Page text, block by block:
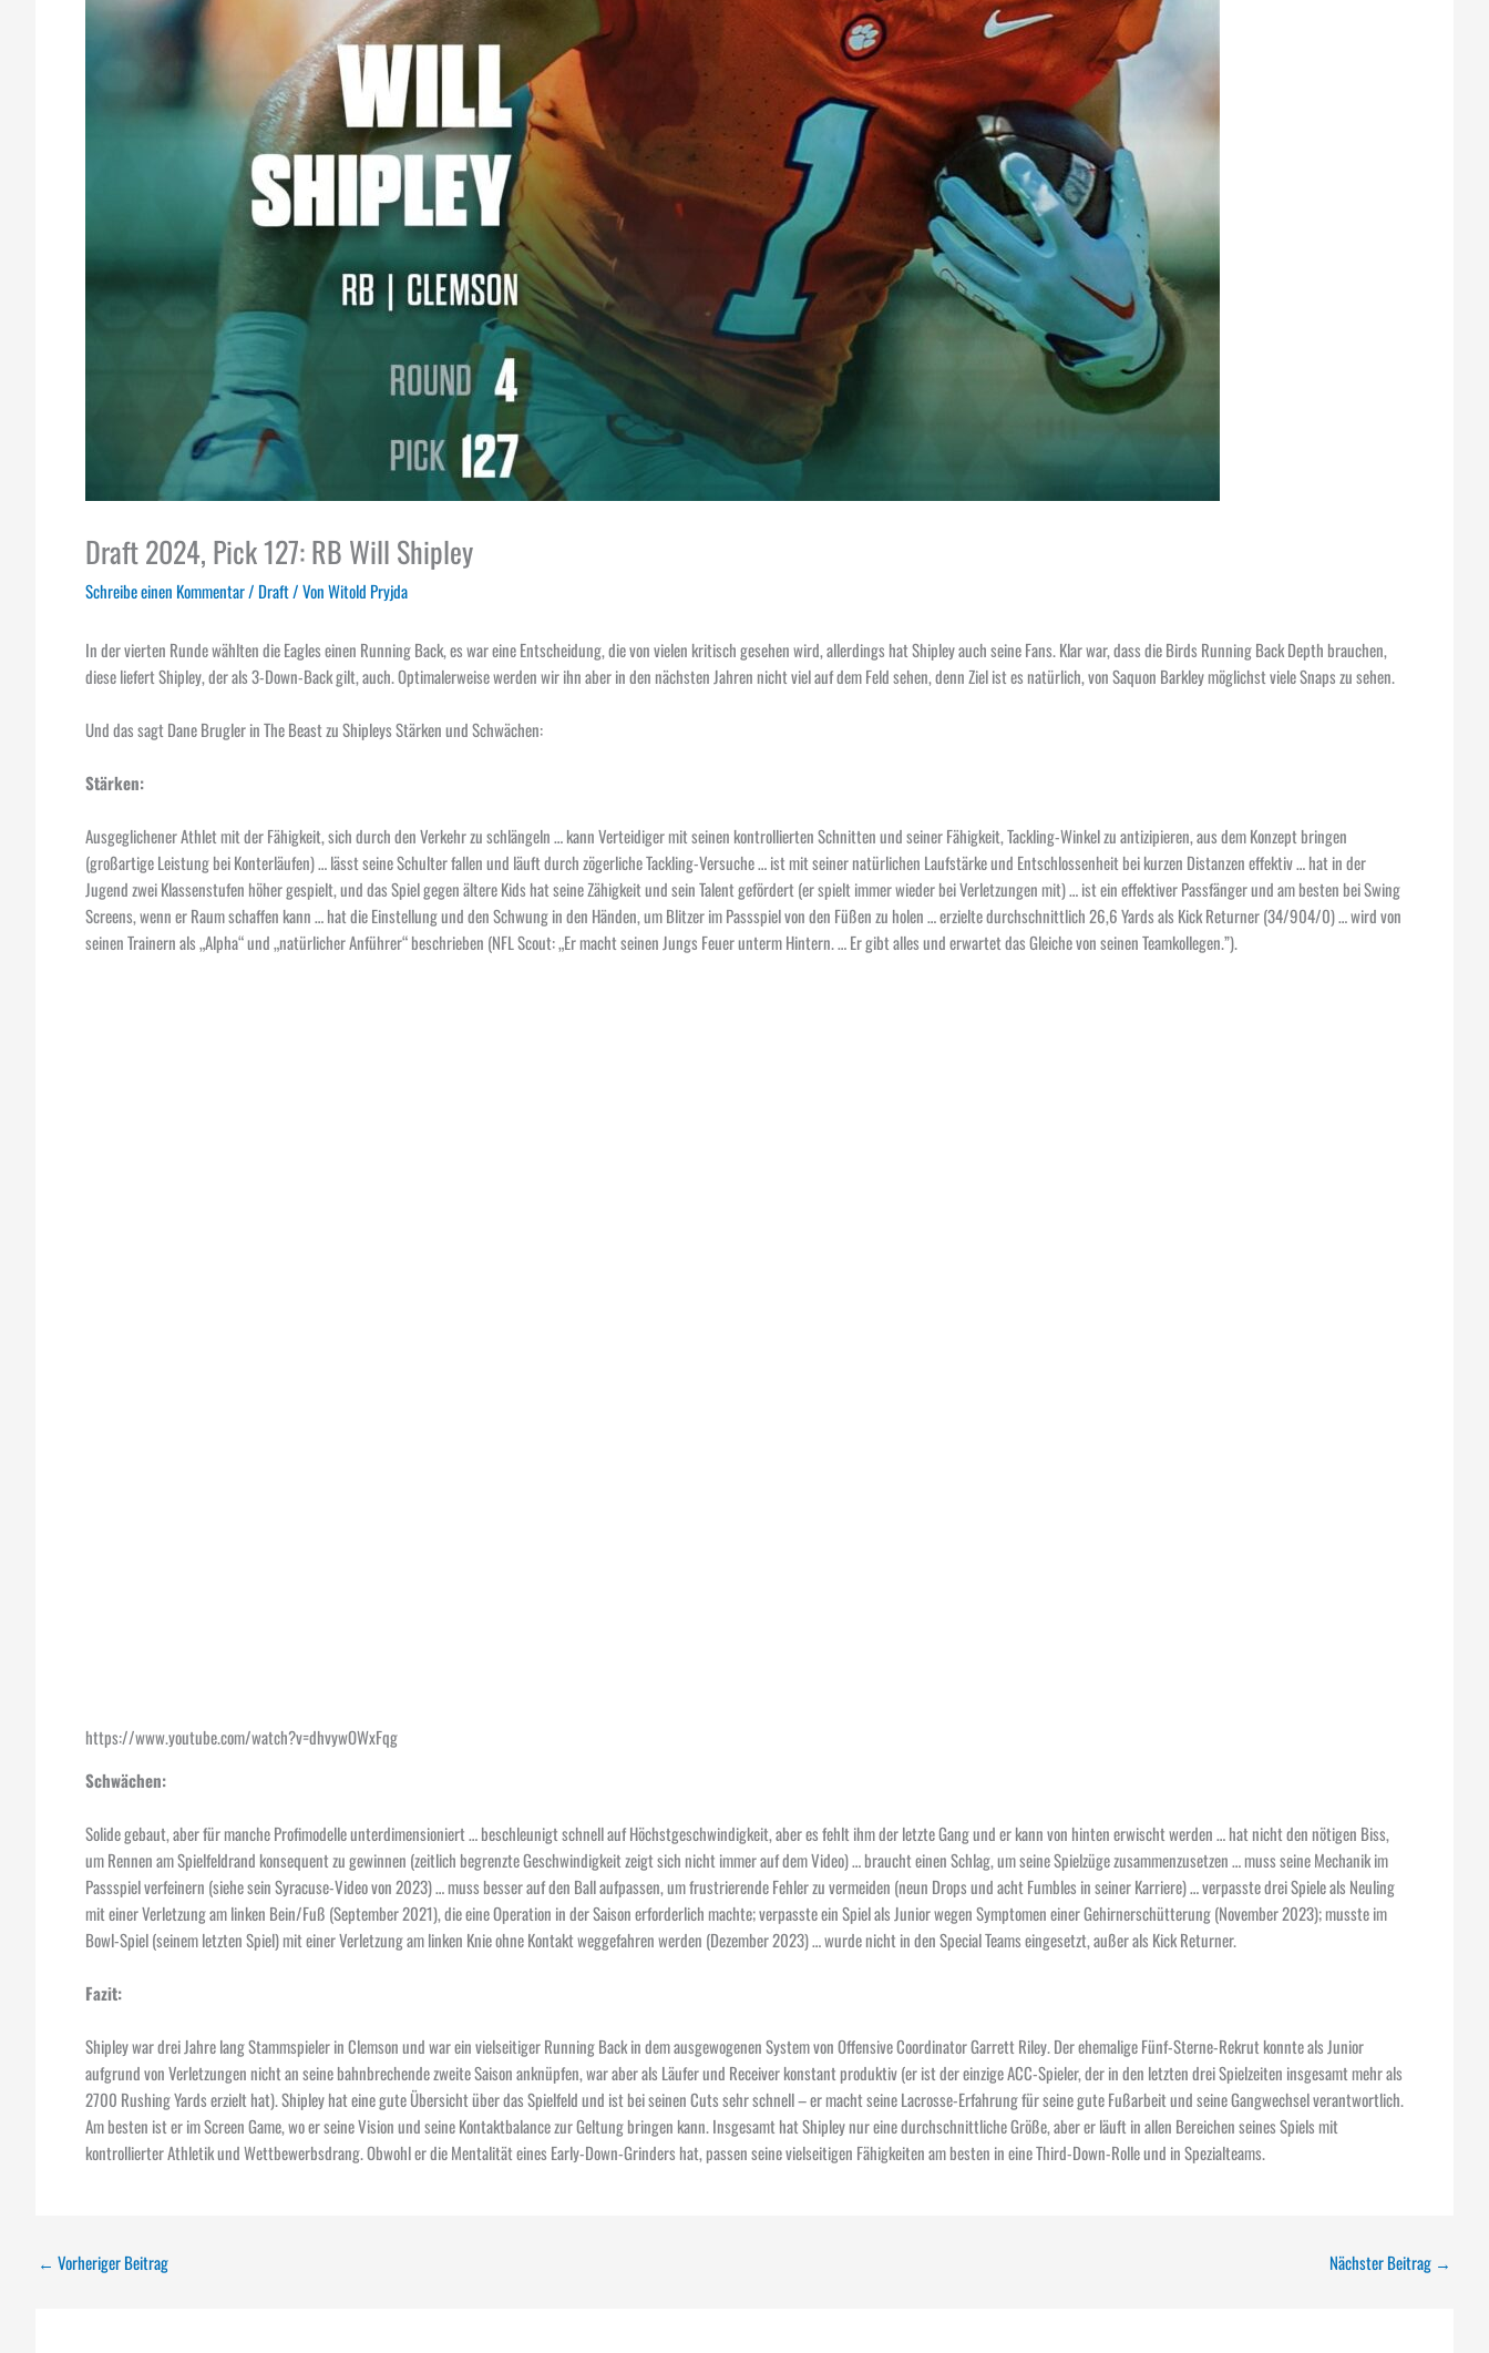
Draft 2024, Pick 127: RB Will Shipley
Schreibe einen Kommentar/ Draft/ VonWitold Pryjda
In der vierten Runde wählten die Eagles einen Running Back, es war eine Entscheidung, die von vielen kritisch gesehen wird, allerdings hat Shipley auch seine Fans. Klar war, dass die Birds Running Back Depth brauchen,
diese liefert Shipley, der als 3-Down-Back gilt, auch. Optimalerweise werden wir ihn aber in den nächsten Jahren nicht viel auf dem Feld sehen, denn Ziel ist es natürlich, von Saquon Barkley möglichst viele Snaps zu sehen.
Und das sagt Dane Brugler in The Beast zu Shipleys Stärken und Schwächen:
Stärken:
Ausgeglichener Athlet mit der Fähigkeit, sich durch den Verkehr zu schlängeln … kann Verteidiger mit seinen kontrollierten Schnitten und seiner Fähigkeit, Tackling-Winkel zu antizipieren, aus dem Konzept bringen
(großartige Leistung bei Konterläufen) … lässt seine Schulter fallen und läuft durch zögerliche Tackling-Versuche … ist mit seiner natürlichen Laufstärke und Entschlossenheit bei kurzen Distanzen effektiv … hat in der
Jugend zwei Klassenstufen höher gespielt, und das Spiel gegen ältere Kids hat seine Zähigkeit und sein Talent gefördert (er spielt immer wieder bei Verletzungen mit) … ist ein effektiver Passfänger und am besten bei Swing
Screens, wenn er Raum schaffen kann … hat die Einstellung und den Schwung in den Händen, um Blitzer im Passspiel von den Füßen zu holen … erzielte durchschnittlich 26,6 Yards als Kick Returner (34/904/0) … wird von
seinen Trainern als „Alpha“ und „natürlicher Anführer“ beschrieben (NFL Scout: „Er macht seinen Jungs Feuer unterm Hintern. … Er gibt alles und erwartet das Gleiche von seinen Teamkollegen.”).
https://www.youtube.com/watch?v=dhvywOWxFqg
Schwächen:
Solide gebaut, aber für manche Profimodelle unterdimensioniert … beschleunigt schnell auf Höchstgeschwindigkeit, aber es fehlt ihm der letzte Gang und er kann von hinten erwischt werden … hat nicht den nötigen Biss,
um Rennen am Spielfeldrand konsequent zu gewinnen (zeitlich begrenzte Geschwindigkeit zeigt sich nicht immer auf dem Video) … braucht einen Schlag, um seine Spielzüge zusammenzusetzen … muss seine Mechanik im
Passspiel verfeinern (siehe sein Syracuse-Video von 2023) … muss besser auf den Ball aufpassen, um frustrierende Fehler zu vermeiden (neun Drops und acht Fumbles in seiner Karriere) … verpasste drei Spiele als Neuling
mit einer Verletzung am linken Bein/Fuß (September 2021), die eine Operation in der Saison erforderlich machte; verpasste ein Spiel als Junior wegen Symptomen einer Gehirnerschütterung (November 2023); musste im
Bowl-Spiel (seinem letzten Spiel) mit einer Verletzung am linken Knie ohne Kontakt weggefahren werden (Dezember 2023) … wurde nicht in den Special Teams eingesetzt, außer als Kick Returner.
Fazit:
Shipley war drei Jahre lang Stammspieler in Clemson und war ein vielseitiger Running Back in dem ausgewogenen System von Offensive Coordinator Garrett Riley. Der ehemalige Fünf-Sterne-Rekrut konnte als Junior
aufgrund von Verletzungen nicht an seine bahnbrechende zweite Saison anknüpfen, war aber als Läufer und Receiver konstant produktiv (er ist der einzige ACC-Spieler, der in den letzten drei Spielzeiten insgesamt mehr als
2700 Rushing Yards erzielt hat). Shipley hat eine gute Übersicht über das Spielfeld und ist bei seinen Cuts sehr schnell – er macht seine Lacrosse-Erfahrung für seine gute Fußarbeit und seine Gangwechsel verantwortlich.
Am besten ist er im Screen Game, wo er seine Vision und seine Kontaktbalance zur Geltung bringen kann. Insgesamt hat Shipley nur eine durchschnittliche Größe, aber er läuft in allen Bereichen seines Spiels mit
kontrollierter Athletik und Wettbewerbsdrang. Obwohl er die Mentalität eines Early-Down-Grinders hat, passen seine vielseitigen Fähigkeiten am besten in eine Third-Down-Rolle und in Spezialteams.
← Vorheriger Beitrag Nächster Beitrag →